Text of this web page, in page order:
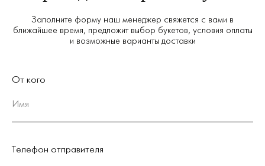
Заполните форму наш менеджер свяжется с вами в
ближайшее время, предложит выбор букетов, условия оплаты
и возможные варианты доставки
От кого
Телефон отправителя